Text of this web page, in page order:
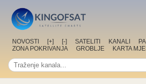
NOVOSTI [+] [-] SATELITI KANALI
ZONA POKRIVANJA
GROBLJE KARTA